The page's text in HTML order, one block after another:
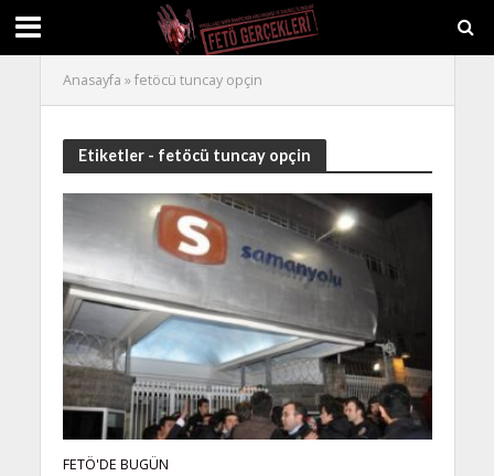
Anasayfa »fetöcü tuncay opçin
Etiketler - fetöcü tuncay opçin
FETÖ'DE BUGÜN